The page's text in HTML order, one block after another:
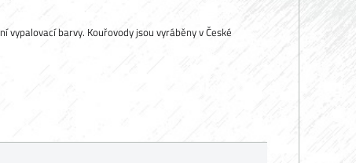
barvy. Kouřovody jsou vyráběny v České